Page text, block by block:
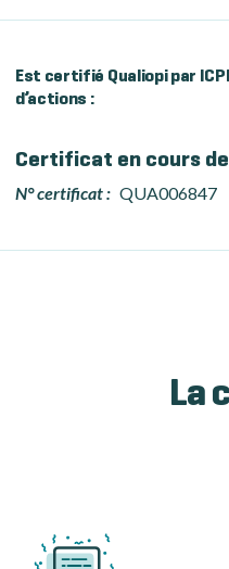
Est certifié Qualiopi par
d’actions :
Certificat en cours
N° certificat : QUA006847
La